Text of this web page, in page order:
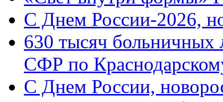
C Днем России-2026,
630 тысяч больничных
СФР по
C Днем России,